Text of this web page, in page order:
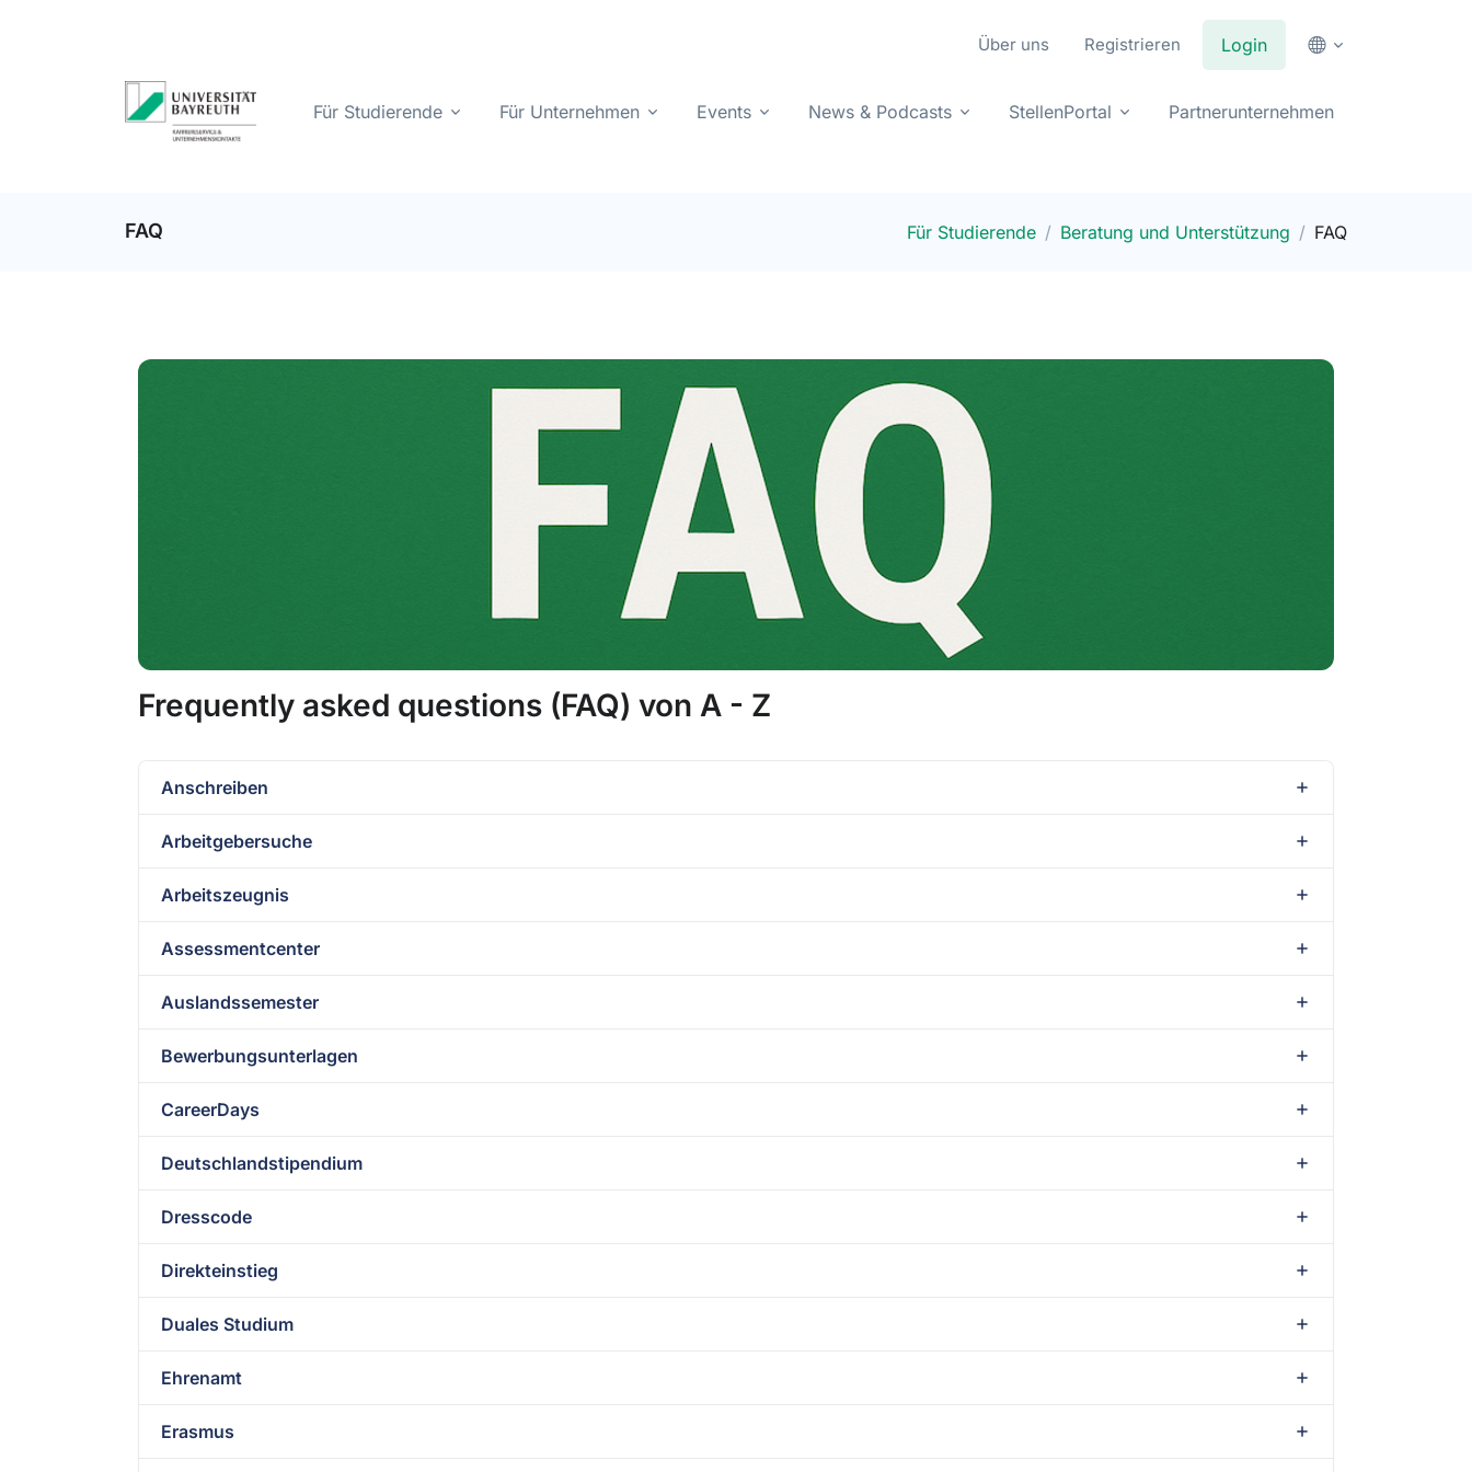
Über uns Registrieren Login
Für Studierende Für Unternehmen Events News & Podcasts StellenPortal Partnerunternehmen
FAQ Für Studierende Beratung und Unterstützung FAQ
Frequently asked questions (FAQ) von A - Z
Anschreiben
Arbeitgebersuche
Arbeitszeugnis
Assessmentcenter
Auslandssemester
Bewerbungsunterlagen
CareerDays
Deutschlandstipendium
Dresscode
Direkteinstieg
Duales Studium
Ehrenamt
Erasmus